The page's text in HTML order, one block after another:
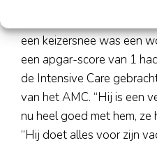
een keizersnee was een
een apgar-score van 1
de Intensive Care
van het AMC. “Hij is een
nu heel goed met hem,
“Hij doet alles voor zijn